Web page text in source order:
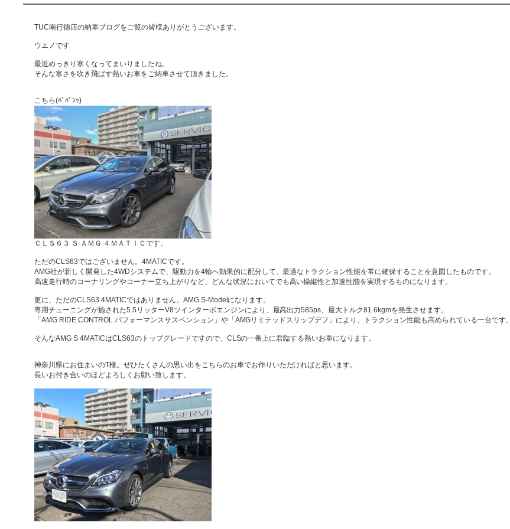
TUC南行徳店の納車ブログをご覧の皆様ありがとうございます。
ウエノです
最近めっきり寒くなってまいりましたね。
そんな寒さを吹き飛ばす熱いお車をご納車させて頂きました。
こちら(ﾊﾞﾊﾞﾝｯ)
ＣＬＳ６３ Ｓ ＡＭＧ ４ＭＡＴＩＣです。
ただのCLS63ではございません。4MATICです。
AMG社が新しく開発した4WDシステムで、駆動力を4輪へ効果的に配分して、最適なトラクション性能を常に確保することを意図したものです。
高速走行時のコーナリングやコーナー立ち上がりなど、どんな状況においてでも高い操縦性と加速性能を実現するものになります。
更に、ただのCLS63 4MATICではありません。AMG S-Modelになります。
専用チューニングが施された5.5リッターV8ツインターボエンジンにより、最高出力585ps、最大トルク81.6kgmを発生させます。
「AMG RIDE CONTROL パフォーマンスサスペンション」や「AMGリミテッドスリップデフ」により、トラクション性能も高められている一台です。
そんなAMG S 4MATICはCLS63のトップグレードですので、CLSの一番上に君臨する熱いお車になります。
神奈川県にお住まいのT様。ぜひたくさんの思い出をこちらのお車でお作りいただければと思います。
長いお付き合いのほどよろしくお願い致します。